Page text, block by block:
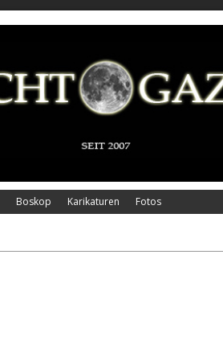
Boskop Karikaturen Fotos